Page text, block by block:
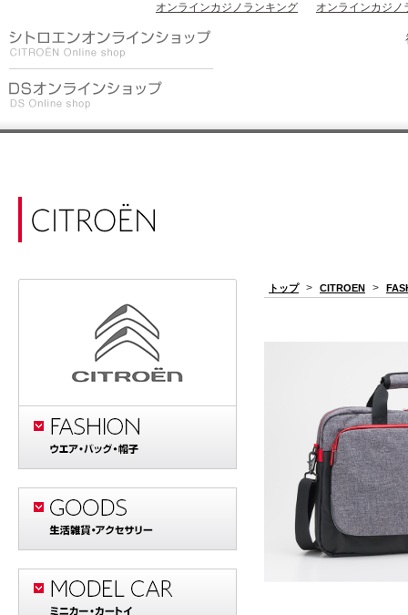
オンラインカジノランキング オンラインカジノ
トップ > CITROEN >